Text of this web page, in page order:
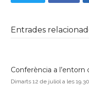
Entrades
Conferència a l’entorn
Dimarts 12 de juliol a les